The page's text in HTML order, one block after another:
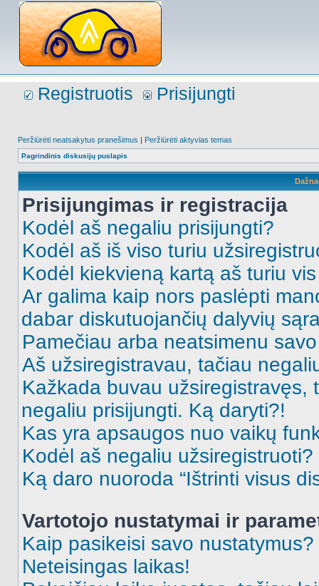
Registruotis Prisijungti
Peržiūrėti neatsakytus pranešimus | Peržiūrėti aktyvias temas
Pagrindinis diskusijų puslapis
Prisijungimas ir registracija
Kodėl aš negaliu prisijungti?
Kodėl aš iš viso turiu
Kodėl kiekvieną kartą aš turiu
Ar galima kaip nors paslėpti
dabar diskutuojančių dalyvių
Pamečiau arba neatsimenu
Aš užsiregistravau, tačiau
Kažkada buvau užsiregistravęs,
negaliu prisijungti. Ką daryti?!
Kas yra apsaugos nuo vaikų
Kodėl aš negaliu užsiregistruoti?
Ką daro nuoroda “Ištrinti visus
Vartotojo nustatymai ir
Kaip pasikeisi savo nustatymus?
Neteisingas laikas!